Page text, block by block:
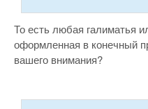
То есть любая галиматья
оформленная в конечный
вашего внимания?